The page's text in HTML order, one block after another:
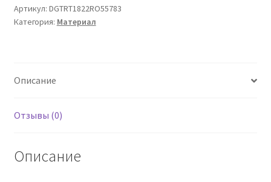
Rotho
Mypet
Артикул: DGTRT1822RO55783
Категория: Материал
Описание
Отзывы (0)
Описание